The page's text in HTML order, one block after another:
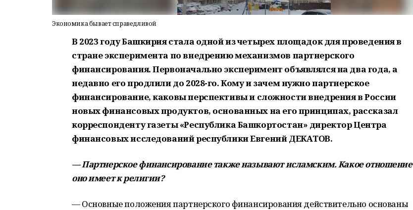
Экономика бывает справедливой
В 2023 году Башкирия стала одной из четырех площадок для проведения в
стране эксперимента по внедрению механизмов партнерского
финансирования. Первоначально эксперимент объявлялся на два года, а
недавно его продлили до 2028-го. Кому и зачем нужно партнерское
финансирование, каковы перспективы и сложности внедрения в России
новых финансовых продуктов, основанных на его принципах, рассказал
корреспонденту газеты «Республика Башкортостан» директор Центра
финансовых исследований республики Евгений ДЕКАТОВ.
— Партнерское финансирование также называют исламским. Какое отношение
оно имеет к религии?
— Основные положения партнерского финансирования действительно основаны